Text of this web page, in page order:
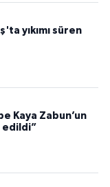
yıkımı süren
Kaya Zabun’un
edildi”